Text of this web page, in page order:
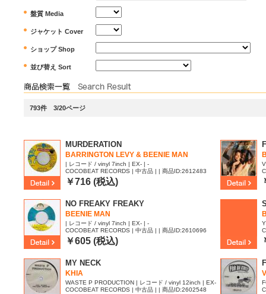
盤質 Media
ジャケット Cover
ショップ Shop
並び替え Sort
793件 3/20ページ
MURDERATION
BARRINGTON LEVY & BEENIE MAN
| レコード / vinyl 7inch | EX- | -
COCOBEAT RECORDS | 中古品 | | 商品ID:2612483
￥716 (税込)
NO FREAKY FREAKY
BEENIE MAN
| レコード / vinyl 7inch | EX- | -
COCOBEAT RECORDS | 中古品 | | 商品ID:2610696
￥605 (税込)
MY NECK
KHIA
WASTE P PRODUCTION | レコード / vinyl 12inch | EX-
| EX
COCOBEAT RECORDS | 中古品 | | 商品ID:2602548